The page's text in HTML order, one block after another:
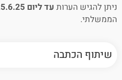
ניתן להגיש הערות עד ליום 25.6.25
הממשלתי.
שיתוף הכתבה